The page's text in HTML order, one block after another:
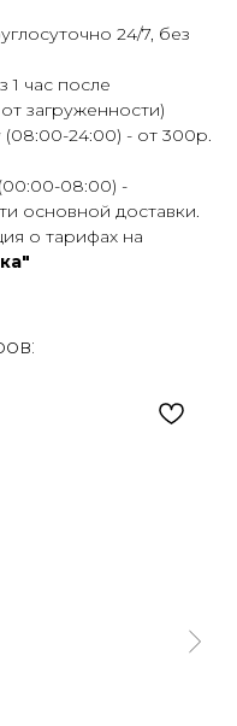
24/7, без
1 час после
загруженности)
24:00) - от 300р.
08:00) -
основной доставки.
о тарифах на